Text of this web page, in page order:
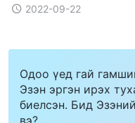
2022-09-22
Одоо үед гай
Эзэн эргэн ирэх
биелсэн. Бид
вэ?